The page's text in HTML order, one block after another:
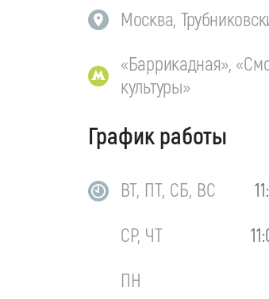
Москва,
«Баррикадная»,
культуры»
График работы
ВТ, ПТ, СБ, ВС
СР, ЧТ
ПН